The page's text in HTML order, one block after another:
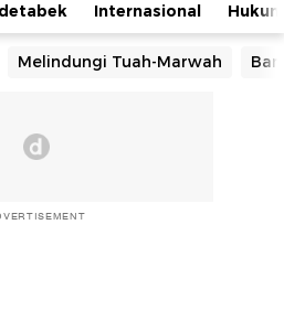
Internasional Hukum
Melindungi Tuah-Marwah